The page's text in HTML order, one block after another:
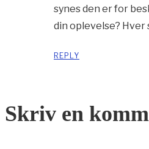
synes den er for
din oplevelse? Hver
REPLY
Skriv en